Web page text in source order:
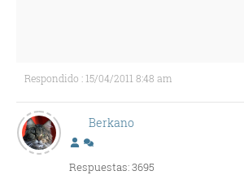
Respondido : 15/04/2011 8:48 am
Berkano
Respuestas: 3695